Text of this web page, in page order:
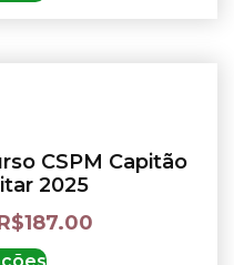
CSPM Capitão
2025
187.00